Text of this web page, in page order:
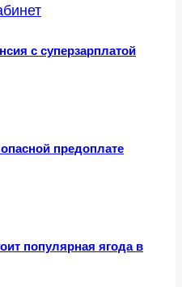
с суперзарплатой
предоплате
популярная ягода в